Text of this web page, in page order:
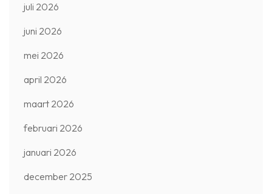
juli 2026
juni 2026
mei 2026
april 2026
maart 2026
februari 2026
januari 2026
december 2025